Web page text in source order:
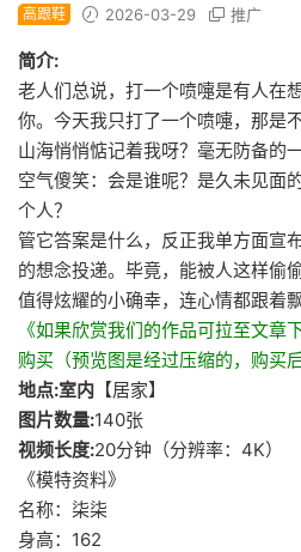
高跟鞋 2026-03-29 推广
简介:
老人们总说，打一个喷嚏是有人在
你。今天我只打了一个喷嚏，那是
山海悄悄惦记着我呀？毫无防备的
空气傻笑：会是谁呢？是久未见面
个人？
管它答案是什么，反正我单方面宣
的想念投递。毕竟，能被人这样偷
值得炫耀的小确幸，连心情都跟着
《如果欣赏我们的作品可拉至文章
购买（预览图是经过压缩的，购买
地点:室内 【居家】
图片数量:140张
视频长度:20分钟（分辨率：4K）
《模特资料》
名称：柒柒
身高：162